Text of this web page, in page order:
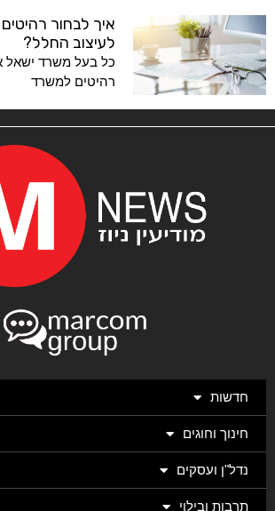
איך לבחור
לעיצוב החלל?
כל בעל משרד ישאל
רהיטים למשרד
חדשות
חינוך וחוגים
נדל"ן ועסקים
תרבות ובילוי